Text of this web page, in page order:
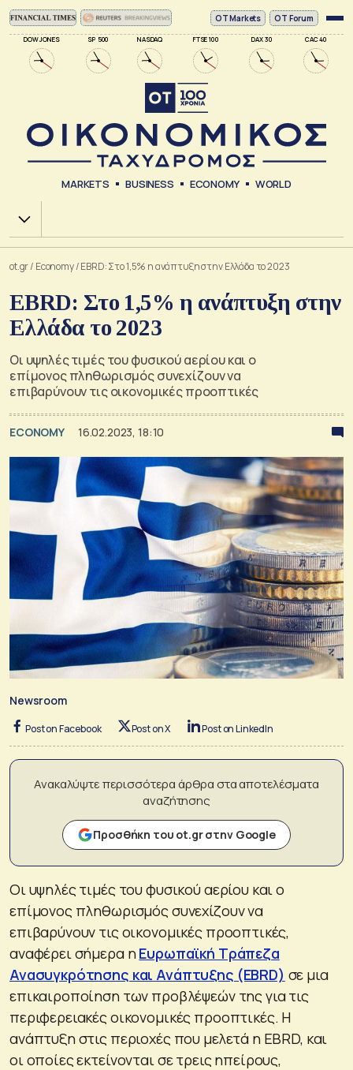
DOW JONES SP 500 NASDAQ FTSE 100 DAX 30 CAC 40
ΟΤ Markets OT Forum
MARKETS BUSINESS ECONOMY WORLD
Χ.Α.
ot.gr/ Economy/EBRD: Στο 1,5% η ανάπτυξη στην Ελλάδα το 2023
EBRD: Στο 1,5% η ανάπτυξη στην
Ελλάδα το 2023
Οι υψηλές τιμές του φυσικού αερίου και ο
επίμονος πληθωρισμός συνεχίζουν να
επιβαρύνουν τις οικονομικές προοπτικές
ECONOMY 16.02.2023, 18:10
Newsroom
Post on Facebook Post on X Post on LinkedIn
Ανακαλύψτε περισσότερα άρθρα στα αποτελέσματα
αναζήτησης
Προσθήκη του ot.gr στην Google
Οι υψηλές τιμές του φυσικού αερίου και ο
επίμονος πληθωρισμός συνεχίζουν να
επιβαρύνουν τις οικονομικές προοπτικές,
αναφέρει σήμερα ηΕυρωπαϊκή Τράπεζα
Ανασυγκρότησης και Ανάπτυξης (EBRD) σε μια
επικαιροποίηση των προβλέψεών της για τις
περιφερειακές οικονομικές προοπτικές. Η
ανάπτυξη στις περιοχές που μελετά η EBRD, και
οι οποίες εκτείνονται σε τρεις ηπείρους,